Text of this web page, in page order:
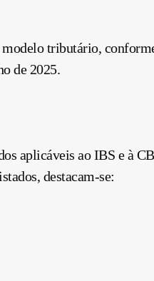
modelo tributário,
de 2025.
aplicáveis ao IBS e à
destacam-se: